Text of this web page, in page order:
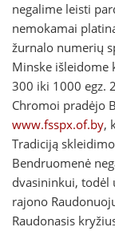
negalime leisti
nemokamai
žurnalo numerių
Minske išleidome
300 iki 1000 egz.
Chromoi pradėjo
www.fsspx.of.by,
Tradiciją
Bendruomenė
dvasininkui, todėl
rajono
Raudonasis